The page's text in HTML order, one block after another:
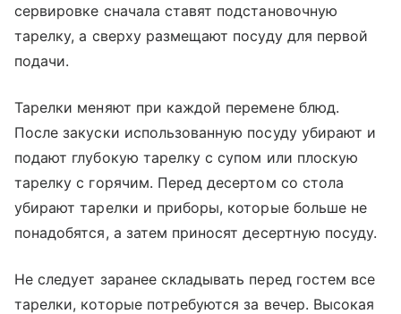
сервировке сначала ставят подстановочную
тарелку, а сверху размещают посуду для первой
подачи.
Тарелки меняют при каждой перемене блюд.
После закуски использованную посуду убирают и
подают глубокую тарелку с супом или плоскую
тарелку с горячим. Перед десертом со стола
убирают тарелки и приборы, которые больше не
понадобятся, а затем приносят десертную посуду.
Не следует заранее складывать перед гостем все
тарелки, которые потребуются за вечер. Высокая